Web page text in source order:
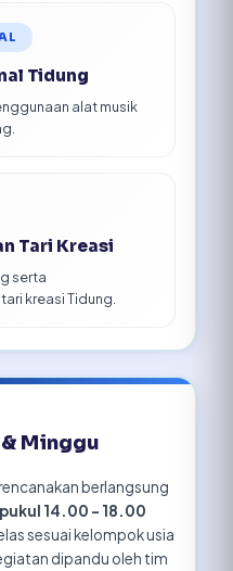
Tidung
alat musik
Tari Kreasi
serta
kreasi Tidung.
Minggu
berlangsung
14.00 – 18.00
sesuai kelompok usia
dipandu oleh tim